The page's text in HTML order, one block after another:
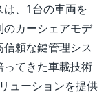
、1台の車両を
カーシェアモデ
頼な鍵管理シス
てきた車載技術
ューションを提供